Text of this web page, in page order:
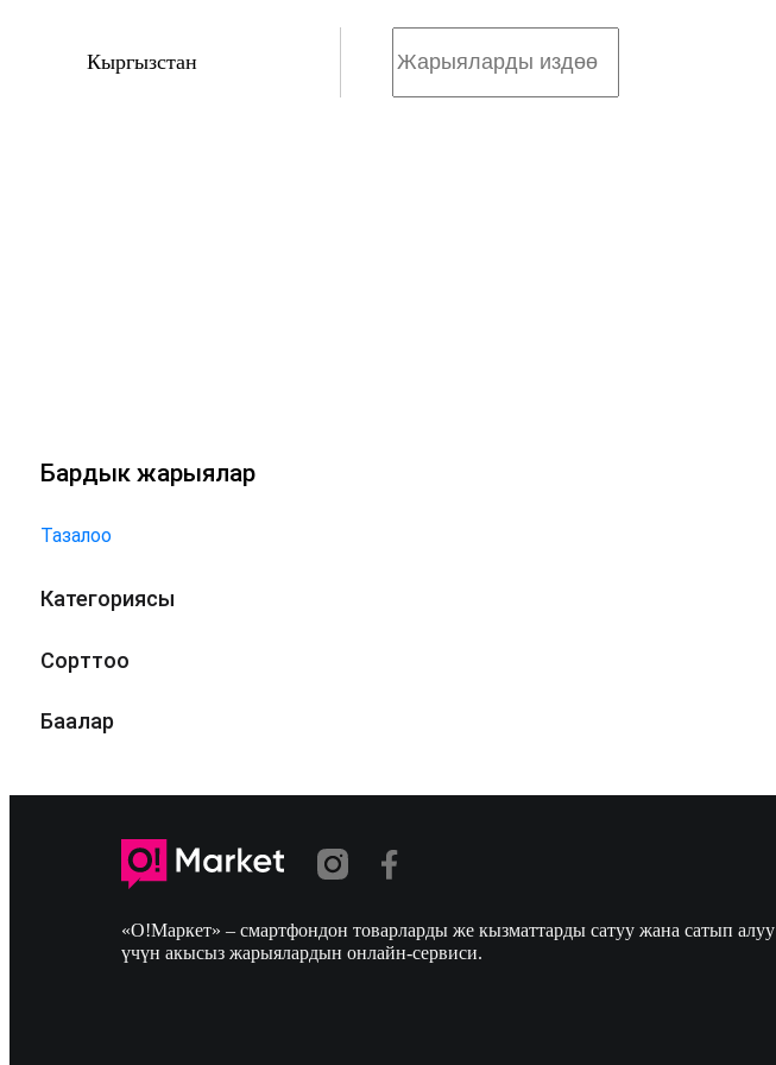
Кыргызстан
Бардык жарыялар
Тазалоо
Категориясы
Сорттоо
Баалар
«О!Маркет» – смартфондон товарларды же кызматтарды сатуу жана сатып алуу
үчүн акысыз жарыялардын онлайн-сервиси.